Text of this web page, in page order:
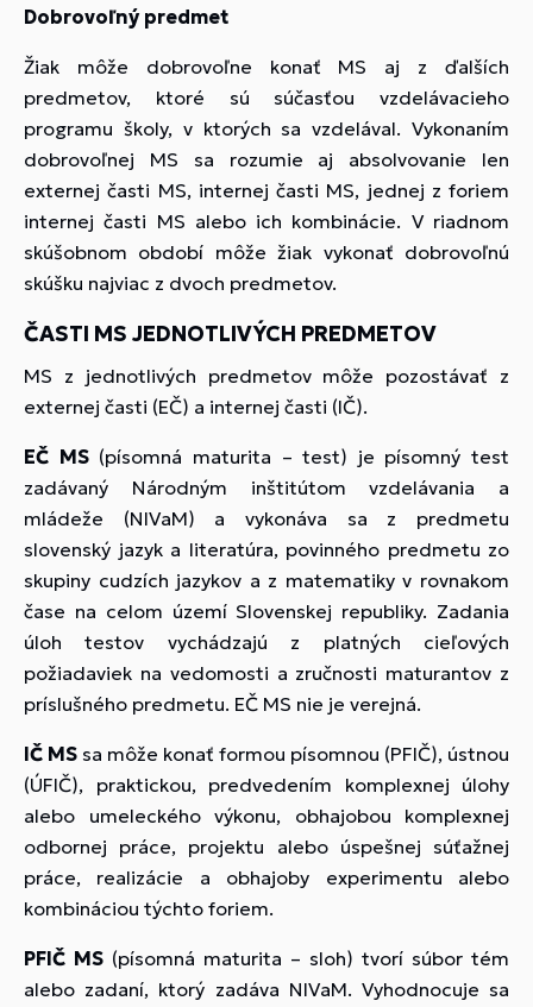
Dobrovoľný predmet
Žiak môže dobrovoľne konať MS aj z ďalších
predmetov, ktoré sú súčasťou vzdelávacieho
programu školy, v ktorých sa vzdelával. Vykonaním
dobrovoľnej MS sa rozumie aj absolvovanie len
externej časti MS, internej časti MS, jednej z foriem
internej časti MS alebo ich kombinácie. V riadnom
skúšobnom období môže žiak vykonať dobrovoľnú
skúšku najviac z dvoch predmetov.
ČASTI MS JEDNOTLIVÝCH PREDMETOV
MS z jednotlivých predmetov môže pozostávať z
externej časti (EČ) a internej časti (IČ).
EČ MS(písomná maturita – test) je písomný test
zadávaný Národným inštitútom vzdelávania a
mládeže (NIVaM) a vykonáva sa z predmetu
slovenský jazyk a literatúra, povinného predmetu zo
skupiny cudzích jazykov a z matematiky v rovnakom
čase na celom území Slovenskej republiky. Zadania
úloh testov vychádzajú z platných cieľových
požiadaviek na vedomosti a zručnosti maturantov z
príslušného predmetu. EČ MS nie je verejná.
IČ MS sa môže konať formou písomnou (PFIČ), ústnou
(ÚFIČ), praktickou, predvedením komplexnej úlohy
alebo umeleckého výkonu, obhajobou komplexnej
odbornej práce, projektu alebo úspešnej súťažnej
práce, realizácie a obhajoby experimentu alebo
kombináciou týchto foriem.
PFIČ MS (písomná maturita – sloh) tvorí súbor tém
alebo zadaní, ktorý zadáva NIVaM. Vyhodnocuje sa